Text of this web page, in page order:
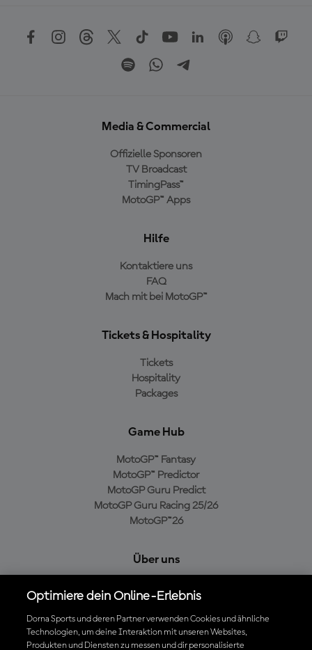
Media & Commercial
Offizielle Sponsoren
TV Broadcast
TimingPass™
MotoGP™ Apps
Hilfe
Kontaktiere uns
FAQ
Mach mit bei MotoGP™
Tickets & Hospitality
Tickets
Hospitality
Packages
Game Hub
MotoGP™ Fantasy
MotoGP™ Predictor
MotoGP Guru Predict
MotoGP Guru Racing 25/26
MotoGP™26
Über uns
Cookie-Richtlinien
Geschäftsbedingungen
Datenschutzrichtlinien
Optimiere dein Online-Erlebnis
Dorna Sports und deren Partner verwenden Cookies und ähnliche
Technologien, um deine Interaktion mit unseren Websites,
Produkten und Diensten zu messen und dir personalisierte